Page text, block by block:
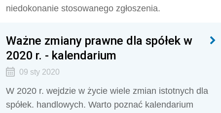
niedokonanie stosowanego zgłoszenia.
Ważne zmiany prawne dla spółek w
2020 r. - kalendarium
09 sty 2020
W 2020 r. wejdzie w życie wiele zmian istotnych dla
spółek. handlowych. Warto poznać kalendarium